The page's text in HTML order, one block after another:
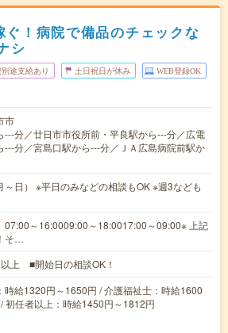
！病院で備品のチェックな
シ
途支給あり 土日祝日が休み WEB登録OK
市
---分／廿日市市役所前・平良駅から---分／広電
---分／宮島口駅から---分／ＪＡ広島病院前駅か
～日） ※平日のみなどの相談もOK ※週3なども
07:00～16:0009:00～18:0017:00～09:00※ 上記
そ…
上 ■開始日の相談OK！
時給1320円～1650円 / 介護福祉士：時給1600
初任者以上：時給1450円～1812円